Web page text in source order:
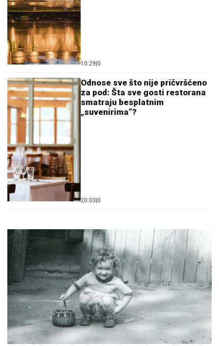
10:29 0
Odnose sve što nije pričvršćeno
za pod: Šta sve gosti restorana
smatraju besplatnim
„suvenirima“?
20:03 0